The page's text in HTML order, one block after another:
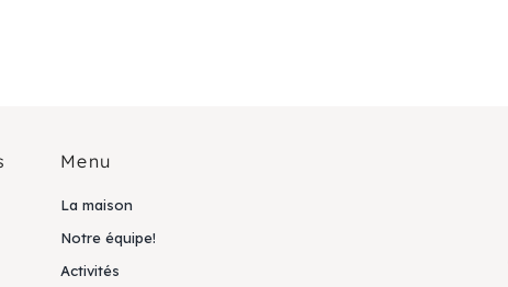
Menu
La maison
Notre équipe!
Activités